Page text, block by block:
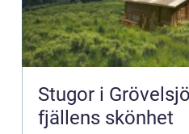
Stugor i
fjällens skönhet